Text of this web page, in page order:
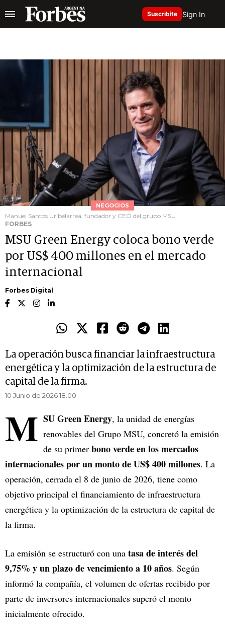
Suscribite Sign In
NEGOCIOS
Manuel Santos Uribelarrea, fundador y CEO del grupo MSU
FORBES
MSU Green Energy coloca bono verde
por US$ 400 millones en el mercado
internacional
Forbes Digital
La operación busca financiar la infraestructura
energética y la optimización de la estructura de
capital de la firma.
10 Junio de 2026 18.00
M SU Green Energy, la unidad de energías
renovables del Grupo MSU, concretó la emisión
de su primer bono verde en los mercados
internacionales por un monto de US$ 400 millones. La
operación, cerrada el 8 de junio de 2026, tiene como
objetivo principal el financiamiento de infraestructura
energética y la optimización de la estructura de capital de
la firma.
La emisión se estructuró con una tasa de interés del
9,75% y un plazo de vencimiento a 10 años. Según
informó la compañía, el volumen de ofertas recibido por
parte de inversores internacionales superó el monto
inicialmente ofrecido.